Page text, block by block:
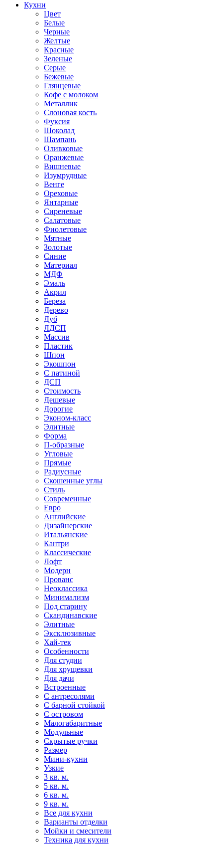
Кухни
Цвет
Белые
Черные
Желтые
Красные
Зеленые
Серые
Бежевые
Глянцевые
Кофе с молоком
Металлик
Слоновая кость
Фуксия
Шоколад
Шампань
Оливковые
Оранжевые
Вишневые
Изумрудные
Венге
Ореховые
Янтарные
Сиреневые
Салатовые
Фиолетовые
Мятные
Золотые
Синие
Материал
МДФ
Эмаль
Акрил
Береза
Дерево
Дуб
ЛДСП
Массив
Пластик
Шпон
Экошпон
С патиной
ДСП
Стоимость
Дешевые
Дорогие
Эконом-класс
Элитные
Форма
П-образные
Угловые
Прямые
Радиусные
Скошенные углы
Стиль
Современные
Евро
Английские
Дизайнерские
Итальянские
Кантри
Классические
Лофт
Модерн
Прованс
Неоклассика
Минимализм
Под старину
Скандинавские
Элитные
Эксклюзивные
Хай-тек
Особенности
Для студии
Для хрущевки
Для дачи
Встроенные
С антресолями
С барной стойкой
С островом
Малогабаритные
Модульные
Скрытые ручки
Размер
Мини-кухни
Узкие
3 кв. м.
5 кв. м.
6 кв. м.
9 кв. м.
Все для кухни
Варианты отделки
Мойки и смесители
Техника для кухни